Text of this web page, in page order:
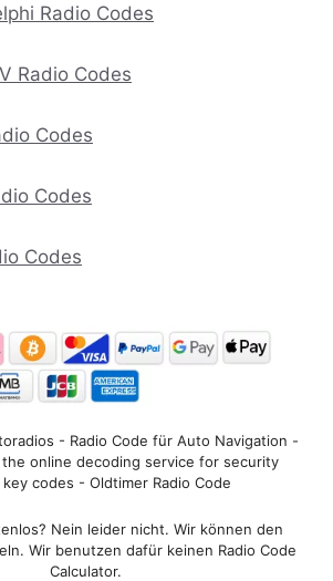
Radio Codes
Radio Codes
Codes
Codes
Codes
- Radio Code für Auto Navigation -
online decoding service for security
codes - Oldtimer Radio Code
Nein leider nicht. Wir können den
Wir benutzen dafür keinen Radio Code
Calculator.